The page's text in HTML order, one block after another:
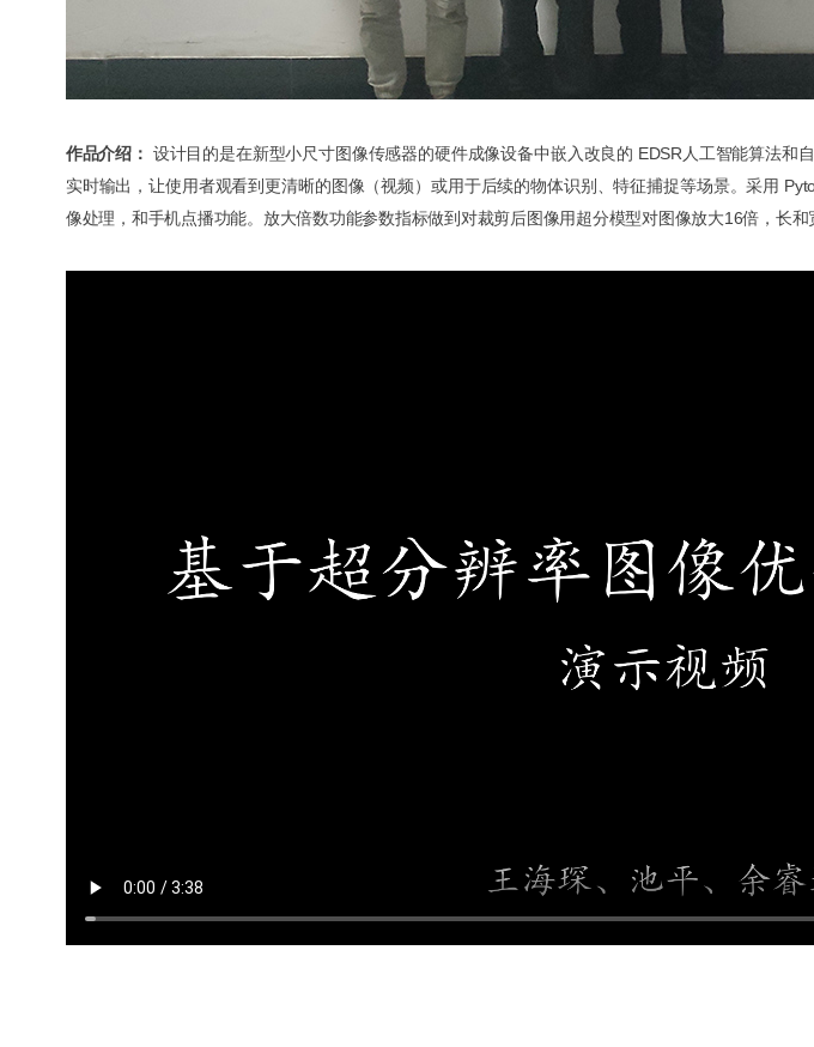
作品介绍： 设计目的是在新型小尺寸图像传感器的硬件成像设备中嵌入改良的 EDSR人工智能算法
实时输出，让使用者观看到更清晰的图像（视频）或用于后续的物体识别、特征捕捉等场景。采用
像处理，和手机点播功能。放大倍数功能参数指标做到对裁剪后图像用超分模型对图像放大16倍，长